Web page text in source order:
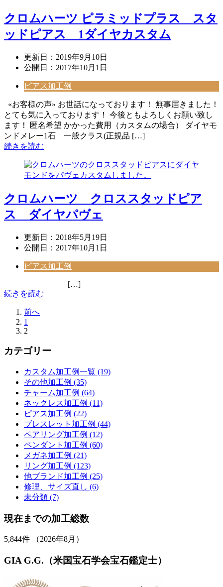
クロムハーツ ピラミッドプラス スタ
ッドピアス 1ダイヤカスタム
更新日： 2019年9月10日
公開日： 2017年10月1日
ピアス加工例
«お客様の声» お世話になっております！ 無事届きました！
とても気に入っております！ 今後ともよろしくお願い致し
ます！ 匿名希望 かかった費用（カスタムの場合） ダイヤモ
ンドメレー1石 一般クラス(正規品 […]
続きを読む
クロムハーツ クロススタッドピア
ス ダイヤパヴェ
更新日： 2018年5月19日
公開日： 2017年10月1日
ピアス加工例
[…]
続きを読む
前へ
1
2
カテゴリー
カスタム加工例一覧 (19)
その他加工例 (35)
チャーム加工例 (64)
ネックレス加工例 (11)
ピアス加工例 (22)
ブレスレット加工例 (44)
ペアリング加工例 (12)
ペンダント加工例 (60)
メガネ加工例 (21)
リング加工例 (123)
他ブランド加工例 (25)
修理、サイズ直し (6)
未分類 (7)
現在までの加工総数
5,844件 （2026年8月）
GIA G.G.（米国宝石学会宝石鑑定士）